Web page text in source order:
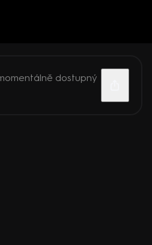
dostupný